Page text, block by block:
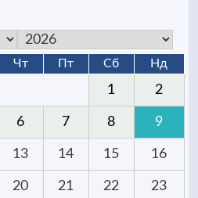
Чт Пт Сб Нд
1 2
6 7 8 9
13 14 15 16
20 21 22 23